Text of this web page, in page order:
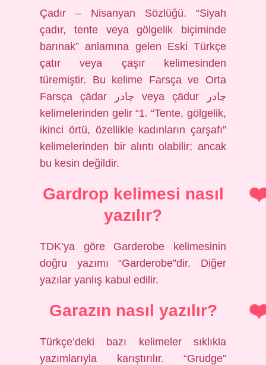
Çadır – Nisanyan Sözlüğü. “Siyah
çadır, tente veya gölgelik biçiminde
barınak” anlamına gelen Eski Türkçe
çatır veya çaşır kelimesinden
türemiştir. Bu kelime Farsça ve Orta
Farsça çādar چادر veya çādur چادر
kelimelerinden gelir “1. “Tente, gölgelik,
ikinci örtü, özellikle kadınların çarşafı”
kelimelerinden bir alıntı olabilir; ancak
bu kesin değildir.
Gardrop kelimesi nasıl
yazılır?
TDK’ya göre Garderobe kelimesinin
doğru yazımı “Garderobe”dir. Diğer
yazılar yanlış kabul edilir.
Garazın nasıl yazılır?
Türkçe’deki bazı kelimeler sıklıkla
yazımlarıyla karıştırılır. “Grudge”